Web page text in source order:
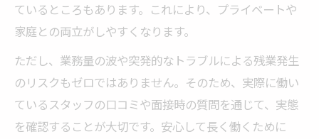
ているところもあります。これにより、プライベートや
家庭との両立がしやすくなります。
ただし、業務量の波や突発的なトラブルによる残業発生
のリスクもゼロではありません。そのため、実際に働い
ているスタッフの口コミや面接時の質問を通じて、実態
を確認することが大切です。安心して長く働くために